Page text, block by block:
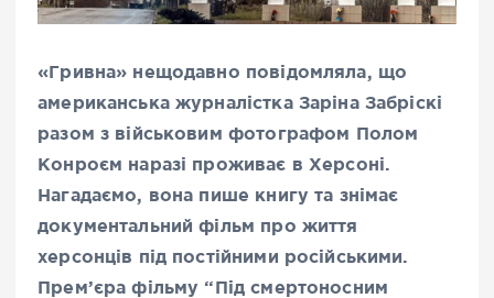
«Гривна» нещодавно повідомляла, що
американська журналістка Заріна Забріскі
разом з військовим фотографом Полом
Конроєм наразі проживає в Херсоні.
Нагадаємо, вона пише книгу та знімає
документальний фільм про життя
херсонців під постійними російськими.
Прем’єра фільму “Під смертоносним